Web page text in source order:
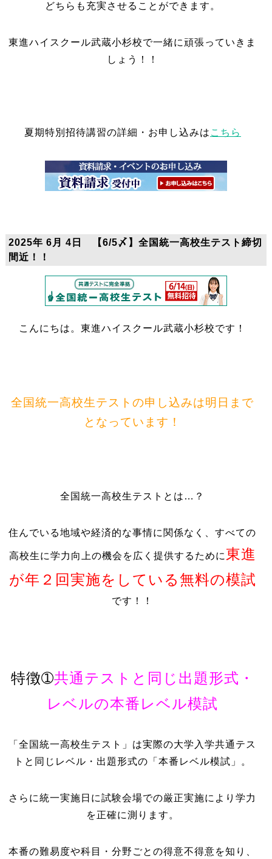
どちらも充実させることができます。
東進ハイスクール武蔵小杉校で一緒に頑張っていきま
しょう！！
夏期特別招待講習の詳細・お申し込みは こちら
2025年 6月 4日 【6/5〆】全国統一高校生テスト締切
間近！！
こんにちは。東進ハイスクール武蔵小杉校です！
全国統一高校生テストの申し込みは明日まで
となっています！
全国統一高校生テストとは…？
住んでいる地域や経済的な事情に関係なく、すべての
高校生に学力向上の機会を広く提供するために 東進
が年２回実施をしている無料の模試
です！！
特徴➀共通テストと同じ出題形式・
レベルの本番レベル模試
「全国統一高校生テスト」は実際の大学入学共通テス
トと同じレベル・出題形式の「本番レベル模試」。
さらに統一実施日に試験会場での厳正実施により学力
を正確に測ります。
本番の難易度や科目・分野ごとの得意不得意を知り、